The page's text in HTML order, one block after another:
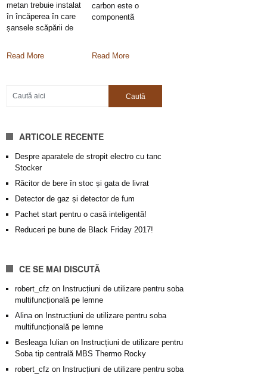
metan trebuie instalat
în încăperea în care
șansele scăpării de
Read More
carbon este o
componentã
Read More
ARTICOLE RECENTE
Despre aparatele de stropit electro cu tanc
Stocker
Răcitor de bere în stoc și gata de livrat
Detector de gaz și detector de fum
Pachet start pentru o casă inteligentă!
Reduceri pe bune de Black Friday 2017!
CE SE MAI DISCUTĂ
robert_cfz on Instrucțiuni de utilizare pentru soba
multifuncțională pe lemne
Alinaon Instrucțiuni de utilizare pentru soba
multifuncțională pe lemne
Besleaga Iulian on Instrucțiuni de utilizare pentru
Soba tip centrală MBS Thermo Rocky
robert_cfz on Instrucțiuni de utilizare pentru soba